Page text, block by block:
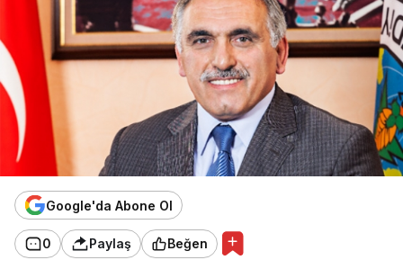
Google'da Abone Ol
0 Paylaş Beğen